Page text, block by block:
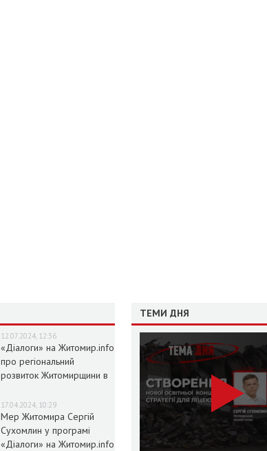
12.07.2024, 12:36
«Діалоги» на Житомир.info
про регіональний
розвиток Житомирщини в
17.04.2024, 10:29
Мер Житомира Сергій
Сухомлин у програмі
«Діалоги» на Житомир.info
ТЕМИ ДНЯ